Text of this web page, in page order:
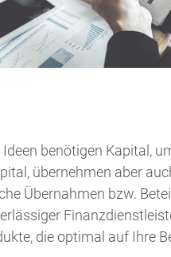
benötigen Kapital,
übernehmen aber
Übernahmen bzw.
die optimal auf Ihre